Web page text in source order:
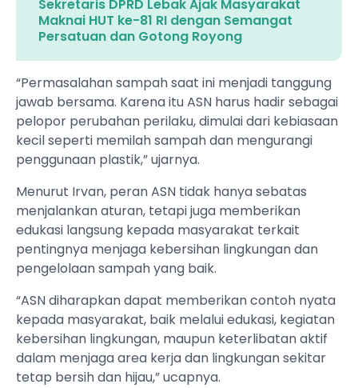
Sekretaris DPRD Lebak Ajak Masyarakat
Maknai HUT ke-81 RI dengan Semangat
Persatuan dan Gotong Royong
“Permasalahan sampah saat ini menjadi tanggung
jawab bersama. Karena itu ASN harus hadir sebagai
pelopor perubahan perilaku, dimulai dari kebiasaan
kecil seperti memilah sampah dan mengurangi
penggunaan plastik,” ujarnya.
Menurut Irvan, peran ASN tidak hanya sebatas
menjalankan aturan, tetapi juga memberikan
edukasi langsung kepada masyarakat terkait
pentingnya menjaga kebersihan lingkungan dan
pengelolaan sampah yang baik.
“ASN diharapkan dapat memberikan contoh nyata
kepada masyarakat, baik melalui edukasi, kegiatan
kebersihan lingkungan, maupun keterlibatan aktif
dalam menjaga area kerja dan lingkungan sekitar
tetap bersih dan hijau,” ucapnya.